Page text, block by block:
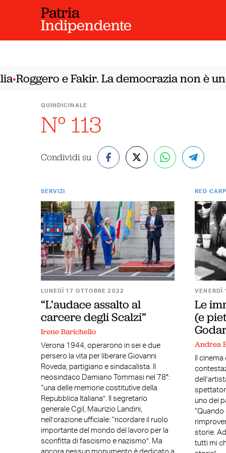
Patria
Indipendente
Roggero e Fakir. La democrazia non è un
QUINDICINALE
N° 113
Condividi su
SERVIZI
LUNEDÌ 17 OTTOBRE 2022
“L’audace assalto al
carcere degli Scalzi”
Irene Barichello
Verona 1944, operarono in sei e due
persero la vita per liberare Giovanni
Roveda, partigiano e sindacalista. Il
neosindaco Damiano Tommasi nel 78°:
“una delle memorie costitutive della
Repubblica Italiana”. Il segretario
generale Cgil, Maurizio Landini,
nell’orazione ufficiale: “ricordare il ruolo
importante del mondo del lavoro per la
sconfitta di fascismo e nazismo”. Ma
RED
VENERDÌ
Le
(e
Andrea
Il
uno dei
storie.
tutti mi